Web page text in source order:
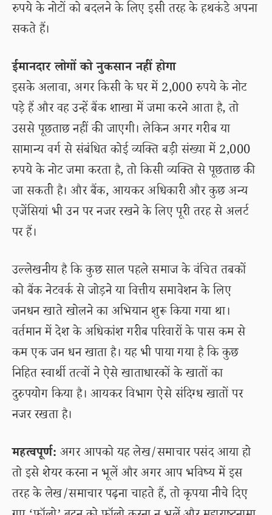
रुपये के नोटों को बदलने के लिए इसी तरह के हथकंडे अपना
सकते हैं।
ईमानदार लोगों को नुकसान नहीं होगा
इसके अलावा, अगर किसी के घर में 2,000 रुपये के नोट
पड़े हैं और वह उन्हें बैंक शाखा में जमा करने आता है, तो
उससे पूछताछ नहीं की जाएगी। लेकिन अगर गरीब या
सामान्य वर्ग से संबंधित कोई व्यक्ति बड़ी संख्या में 2,000
रुपये के नोट जमा करता है, तो किसी व्यक्ति से पूछताछ की
जा सकती है। और बैंक, आयकर अधिकारी और कुछ अन्य
एजेंसियां भी उन पर नजर रखने के लिए पूरी तरह से अलर्ट
पर हैं।
उल्लेखनीय है कि कुछ साल पहले समाज के वंचित तबकों
को बैंक नेटवर्क से जोड़ने या वित्तीय समावेशन के लिए
जनधन खाते खोलने का अभियान शुरू किया गया था।
वर्तमान में देश के अधिकांश गरीब परिवारों के पास कम से
कम एक जन धन खाता है। यह भी पाया गया है कि कुछ
निहित स्वार्थी तत्वों ने ऐसे खाताधारकों के खातों का
दुरुपयोग किया है। आयकर विभाग ऐसे संदिग्ध खातों पर
नजर रखता है।
महत्वपूर्ण: अगर आपको यह लेख/समाचार पसंद आया हो
तो इसे शेयर करना न भूलें और अगर आप भविष्य में इस
तरह के लेख/समाचार पढ़ना चाहते हैं, तो कृपया नीचे दिए